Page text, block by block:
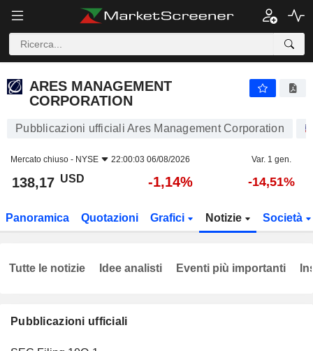
ARES MANAGEMENT
CORPORATION
Pubblicazioni ufficiali Ares Management Corporation
Mercato chiuso - NYSE 22:00:03 06/08/2026 Var. 1 gen.
138,17 USD -1,14% -14,51%
Panoramica Quotazioni Grafici Notizie Società
Pubblicazioni ufficiali
Tutte le notizie Idee analisti Eventi più importanti